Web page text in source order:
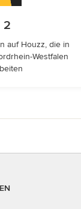
2
auf Houzz, die in
Westfalen